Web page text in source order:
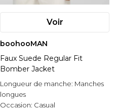
Voir
boohooMAN
Faux Suede Regular Fit
Bomber Jacket
Longueur de manche: Manches
longues
Occasion: Casual